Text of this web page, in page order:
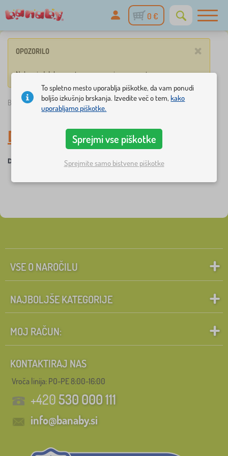
0 €
×
OPOZORILO
Noben izdelek ne ustreza vnesenim parametrom.
Banaby.si »Pohištvo/Dodatki za dom
Dodatki za dom
Dodatki za dom
VSE O NAROČILU
NAJBOLJŠE KATEGORIJE
MOJ RAČUN:
KONTAKTIRAJ NAS
Vroča linija: PO-PE 8:00-16:00
+420530 000 111
info@banaby.si
To spletno mesto uporablja piškotke, da vam ponudi
boljšo izkušnjo brskanja. Izvedite več o tem,kako
uporabljamo piškotke.
Sprejmi vse piškotke
Sprejmite samo bistvene piškotke